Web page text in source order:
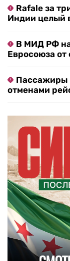
Rafale за
Индии целый
В МИД РФ
Евросоюза от
Пассажиры
отменами